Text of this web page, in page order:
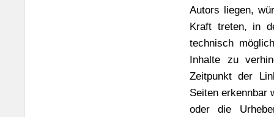
Autors liegen,
Kraft treten, in
technisch
Inhalte zu
Zeitpunkt der
Seiten erkennbar
oder die